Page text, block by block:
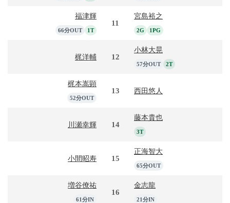
福津輝
66分OUT 1T
11
宮島裕之
2G 1PG
梶洋輔 12
小林大晃
57分OUT 2T
梶本嵩顕
52分OUT
13 西田悠人
川瀬幸輝 14
藤本貴也
3T
小間昭寿 15
正海智大
65分OUT
増谷僚祐
61分IN
16
金志龍
21分IN